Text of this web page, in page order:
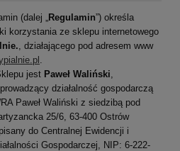
(dalej „ Regulamin”) określa
korzystania ze sklepu internetowego
, działającego pod adresem www
jest Paweł Waliński
działalność gospodarczą
Paweł Waliński z siedzibą pod
25/6, 63-400 Ostrów
do Centralnej Ewidencji i
Gospodarczej, NIP: 6-222-